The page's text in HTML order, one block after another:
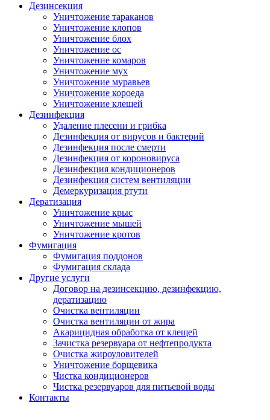
Дезинсекция
Уничтожение тараканов
Уничтожение клопов
Уничтожение блох
Уничтожение ос
Уничтожение комаров
Уничтожение мух
Уничтожение муравьев
Уничтожение короеда
Уничтожение клещей
Дезинфекция
Удаление плесени и грибка
Дезинфекция от вирусов и бактерий
Дезинфекция после смерти
Дезинфекция от короновируса
Дезинфекция кондиционеров
Дезинфекция систем вентиляции
Демеркуризация ртути
Дератизация
Уничтожение крыс
Уничтожение мышей
Уничтожение кротов
Фумигация
Фумигация поддонов
Фумигация склада
Другие услуги
Договор на дезинсекцию, дезинфекцию,
дератизацию
Очистка вентиляции
Очистка вентиляции от жира
Акарицидная обработка от клещей
Зачистка резервуара от нефтепродукта
Очистка жироуловителей
Уничтожение борщевика
Чистка кондиционеров
Чистка резервуаров для питьевой воды
Контакты